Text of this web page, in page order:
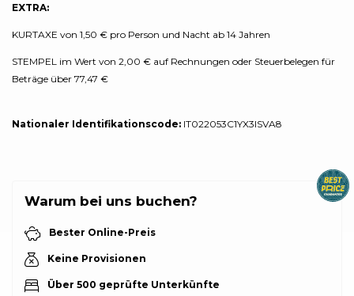
EXTRA:
KURTAXE von 1,50 € pro Person und Nacht ab 14 Jahren
STEMPEL im Wert von 2,00 € auf Rechnungen oder Steuerbelegen für
Beträge über 77,47 €
Nationaler Identifikationscode: IT022053C1YX3ISVA8
Warum bei uns buchen?
Bester Online-Preis
Keine Provisionen
Über 500 geprüfte Unterkünfte